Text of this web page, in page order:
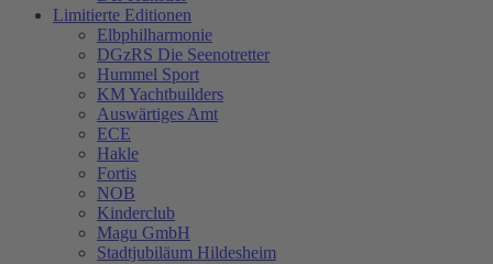
Limitierte Editionen
Elbphilharmonie
DGzRS Die Seenotretter
Hummel Sport
KM Yachtbuilders
Auswärtiges Amt
ECE
Hakle
Fortis
NOB
Kinderclub
Magu GmbH
Stadtjubiläum Hildesheim